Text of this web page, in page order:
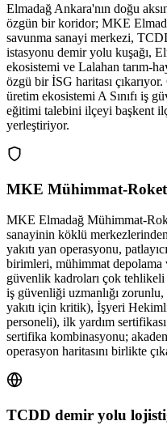
Elmadağ Ankara'nın doğu
özgün bir koridor; MKE
savunma sanayi merkezi,
istasyonu demir yolu kuşağı,
ekosistemi ve Lalahan tarım-
özgü bir İSG haritası
üretim ekosistemi A Sınıfı iş
eğitimi talebini ilçeyi başkent
yerleştiriyor.
MKE Mühimmat-
MKE Elmadağ Mühimmat-
sanayinin köklü
yakıtı yan operasyonu,
birimleri, mühimmat
güvenlik kadroları çok tehlikeli
iş güvenliği uzmanlığı
yakıtı için kritik), İşyeri
personeli), ilk yardım
sertifika kombinasyonu;
operasyon haritasını birlikte
TCDD demir yolu